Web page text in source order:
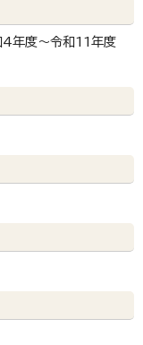
4年度～令和11年度